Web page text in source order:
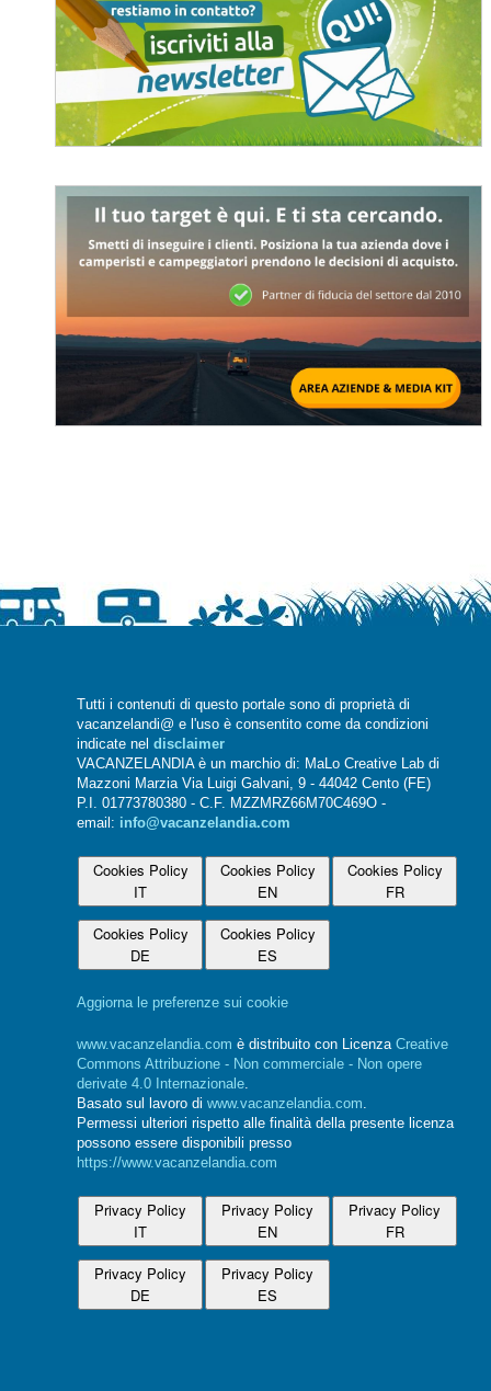
Tutti i contenuti di questo portale sono di proprietà di
vacanzelandi@ e l'uso è consentito come da condizioni
indicate nel disclaimer
VACANZELANDIA è un marchio di: MaLo Creative Lab di
Mazzoni Marzia Via Luigi Galvani, 9 - 44042 Cento (FE)
P.I. 01773780380 - C.F. MZZMRZ66M70C469O -
email: info@vacanzelandia.com
Cookies Policy
IT
Cookies Policy
EN
Cookies Policy
FR
Cookies Policy
DE
Cookies Policy
ES
Aggiorna le preferenze sui cookie
www.vacanzelandia.com è distribuito con Licenza Creative
Commons Attribuzione - Non commerciale - Non opere
derivate 4.0 Internazionale.
Basato sul lavoro di www.vacanzelandia.com.
Permessi ulteriori rispetto alle finalità della presente licenza
possono essere disponibili presso
https://www.vacanzelandia.com
Privacy Policy
IT
Privacy Policy
EN
Privacy Policy
FR
Privacy Policy
DE
Privacy Policy
ES